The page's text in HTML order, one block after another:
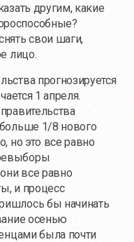
другим, какие
свои шаги,
лицо.
прогнозируется
1 апреля.
1/8 нового
но это все равно
они все равно
и процесс
бы начинать
осенью
была почти